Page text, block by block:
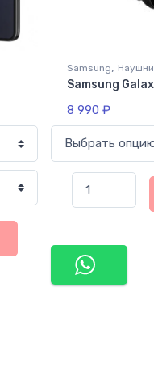
Samsung,
Samsung
8 990 ₽